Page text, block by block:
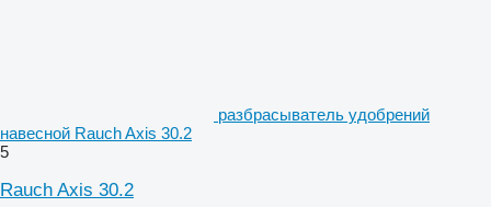
разбрасыватель удобрений
навесной Rauch Axis 30.2
5
Rauch Axis 30.2